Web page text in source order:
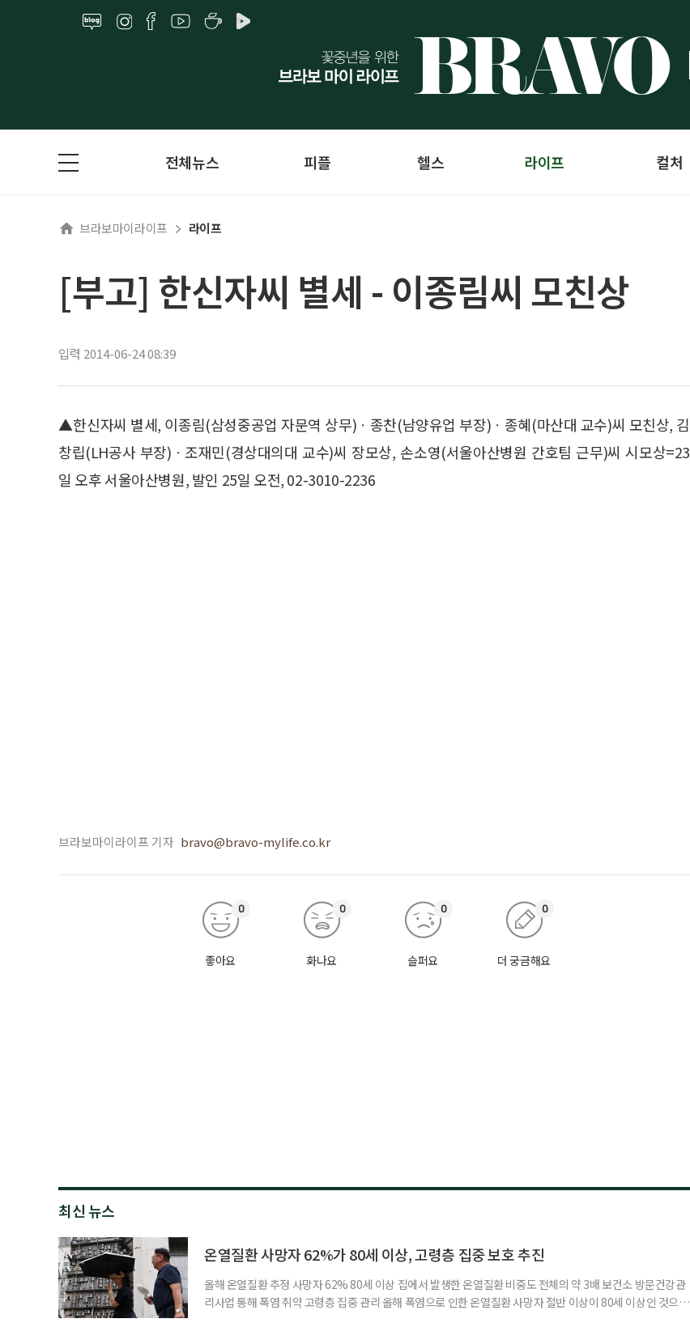
전체뉴스 피플 헬스 라이프 컬처
브라보마이라이프 라이프
[부고] 한신자씨 별세 - 이종림씨 모친상
입력 2014-06-24 08:39
▲한신자씨 별세, 이종림(삼성중공업 자문역 상무)ㆍ종찬(남양유업 부장)ㆍ종혜(마산대 교수)씨 모친상, 김
창립(LH공사 부장)ㆍ조재민(경상대의대 교수)씨 장모상, 손소영(서울아산병원 간호팀 근무)씨 시모상=23
일 오후 서울아산병원, 발인 25일 오전, 02-3010-2236
브라보마이라이프 기자 bravo@bravo-mylife.co.kr
좋아요
0
화나요
0
슬퍼요
0
더 궁금해요
0
최신 뉴스
온열질환 사망자 62%가 80세 이상, 고령층 집중 보호 추진
올해 온열질환 추정 사망자 62% 80세 이상 집에서 발생한 온열질환 비중도 전체의 약 3배 보건소 방문건강관
리사업 통해 폭염 취약 고령층 집중 관리 올해 폭염으로 인한 온열질환 사망자 절반 이상이 80세 이상인 것으로